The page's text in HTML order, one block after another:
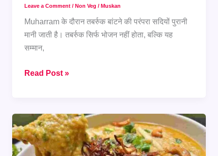
Leave a Comment / Non Veg / Muskan
Muharram के दौरान तबर्रुक बांटने की परंपरा सदियों पुरानी
मानी जाती है। तबर्रुक सिर्फ भोजन नहीं होता, बल्कि यह
सम्मान,
तबर्रुक
बांटना
चाहिए?
जानिए
पारंपरिक
Read Post »